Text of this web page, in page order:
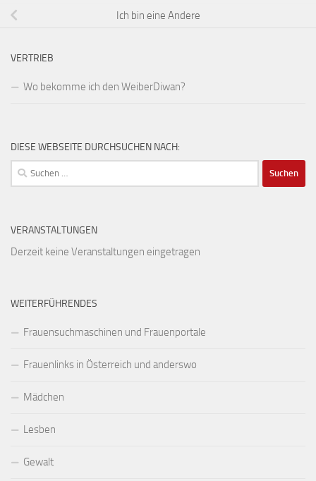
Ich bin eine Andere
VERTRIEB
Wo bekomme ich den WeiberDiwan?
DIESE WEBSEITE DURCHSUCHEN NACH:
Suchen
nach:
VERANSTALTUNGEN
Derzeit keine Veranstaltungen eingetragen
WEITERFÜHRENDES
Frauensuchmaschinen und Frauenportale
Frauenlinks in Österreich und anderswo
Mädchen
Lesben
Gewalt